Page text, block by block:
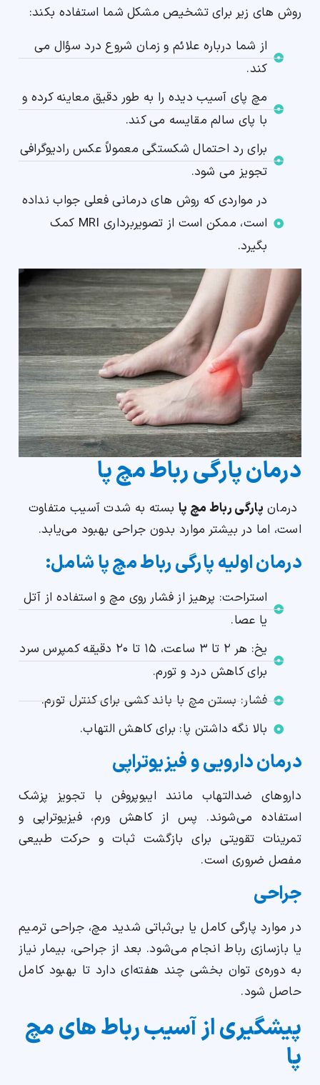
روش های زیر برای تشخیص مشکل شما استفاده بکند:
از شما درباره علائم و زمان شروع درد سؤال می
کند.
مچ پای آسیب دیده را به طور دقیق معاینه کرده و
با پای سالم مقایسه می کند.
برای رد احتمال شکستگی معمولاً عکس رادیوگرافی
تجویز می شود.
در مواردی که روش های درمانی فعلی جواب نداده
است، ممکن است از تصویربرداری MRI کمک
بگیرد.
درمان پارگی رباط مچ پا
درمان پارگی رباط مچ پابسته به شدت آسیب متفاوت
است، اما در بیشتر موارد بدون جراحی بهبود می‌یابد.
درمان اولیه پارگی رباط مچ پا شامل:
استراحت: پرهیز از فشار روی مچ و استفاده از آتل
یا عصا.
یخ: هر ۲ تا ۳ ساعت، ۱۵ تا ۲۰ دقیقه کمپرس سرد
برای کاهش درد و تورم.
فشار: بستن مچ با باند کشی برای کنترل تورم.
بالا نگه داشتن پا: برای کاهش التهاب.
درمان دارویی و فیزیوتراپی
داروهای ضدالتهاب مانند ایبوپروفن با تجویز پزشک
استفاده می‌شوند. پس از کاهش ورم، فیزیوتراپی و
تمرینات تقویتی برای بازگشت ثبات و حرکت طبیعی
مفصل ضروری است.
جراحی
در موارد پارگی کامل یا بی‌ثباتی شدید مچ، جراحی ترمیم
یا بازسازی رباط انجام می‌شود. بعد از جراحی، بیمار نیاز
به دوره‌ی توان‌ بخشی چند هفته‌ای دارد تا بهبود کامل
حاصل شود.
پیشگیری از آسیب رباط‌ های مچ
پا